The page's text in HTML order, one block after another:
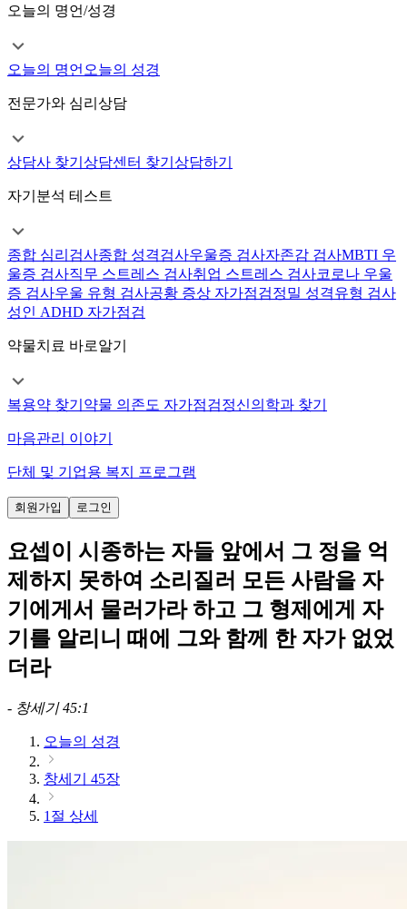
오늘의 명언/성경
오늘의 명언 오늘의 성경
전문가와 심리상담
상담사 찾기 상담센터 찾기 상담하기
자기분석 테스트
종합 심리검사종합 성격검사우울증 검사자존감 검사MBTI 우
울증 검사직무 스트레스 검사취업 스트레스 검사코로나 우울
증 검사우울 유형 검사공황 증상 자가점검정밀 성격유형 검사
성인 ADHD 자가점검
약물치료 바로알기
복용약 찾기 약물 의존도 자가점검정신의학과 찾기
마음관리 이야기
단체 및 기업용 복지 프로그램
회원가입 로그인
요셉이 시종하는 자들 앞에서 그 정을 억
제하지 못하여 소리질러 모든 사람을 자
기에게서 물러가라 하고 그 형제에게 자
기를 알리니 때에 그와 함께 한 자가 없었
더라
- 창세기 45:1
오늘의 성경
창세기 45장
1절 상세